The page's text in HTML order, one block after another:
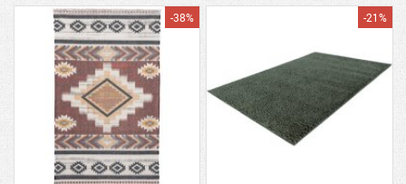
-38% -21%